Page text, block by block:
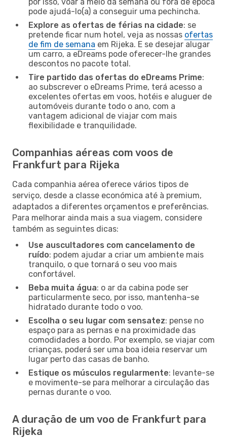
pode ajudá-lo(a) a conseguir uma pechincha.
Explore as ofertas de férias na cidade: se
pretende ficar num hotel, veja as nossas ofertas
de fim de semana em Rijeka. E se desejar alugar
um carro, a eDreams pode oferecer-lhe grandes
descontos no pacote total.
Tire partido das ofertas do eDreams Prime:
ao subscrever o eDreams Prime, terá acesso a
excelentes ofertas em voos, hotéis e aluguer de
automóveis durante todo o ano, com a
vantagem adicional de viajar com mais
flexibilidade e tranquilidade.
Companhias aéreas com voos de
Frankfurt para Rijeka
Cada companhia aérea oferece vários tipos de
serviço, desde a classe económica até à premium,
adaptados a diferentes orçamentos e preferências.
Para melhorar ainda mais a sua viagem, considere
também as seguintes dicas:
Use auscultadores com cancelamento de
ruído: podem ajudar a criar um ambiente mais
tranquilo, o que tornará o seu voo mais
confortável.
Beba muita água: o ar da cabina pode ser
particularmente seco, por isso, mantenha-se
hidratado durante todo o voo.
Escolha o seu lugar com sensatez: pense no
espaço para as pernas e na proximidade das
comodidades a bordo. Por exemplo, se viajar com
crianças, poderá ser uma boa ideia reservar um
lugar perto das casas de banho.
Estique os músculos regularmente: levante-se
e movimente-se para melhorar a circulação das
pernas durante o voo.
A duração de um voo de Frankfurt para
Rijeka